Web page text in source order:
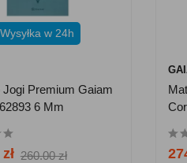
Wysyłka w 24h
Jogi Premium Gaiam
6 Mm
260.00 zł